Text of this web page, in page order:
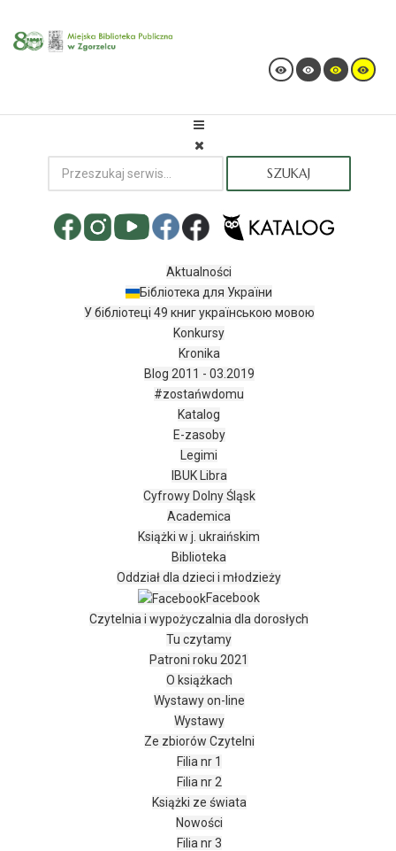
SZUKAJ
Aktualności
Бібліотека для України
У бібліотеці 49 книг українською мовою
Konkursy
Kronika
Blog 2011 - 03.2019
#zostańwdomu
Katalog
E-zasoby
Legimi
IBUK Libra
Cyfrowy Dolny Śląsk
Academica
Książki w j. ukraińskim
Biblioteka
Oddział dla dzieci i młodzieży
Facebook
Czytelnia i wypożyczalnia dla dorosłych
Tu czytamy
Patroni roku 2021
O książkach
Wystawy on-line
Wystawy
Ze zbiorów Czytelni
Filia nr 1
Filia nr 2
Książki ze świata
Nowości
Filia nr 3